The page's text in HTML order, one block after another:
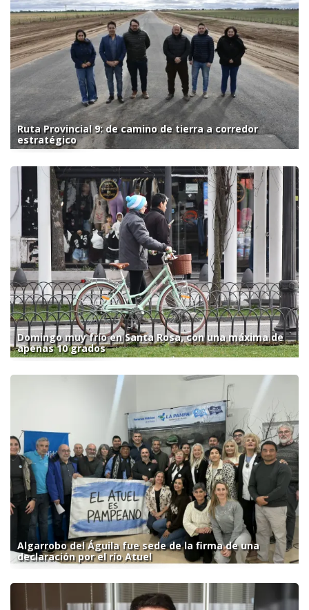
Ruta Provincial 9: de camino de tierra a corredor
estratégico
Domingo muy frío en Santa Rosa, con una máxima de
apenas 10 grados
Algarrobo del Águila fue sede de la firma de una
declaración por el río Atuel